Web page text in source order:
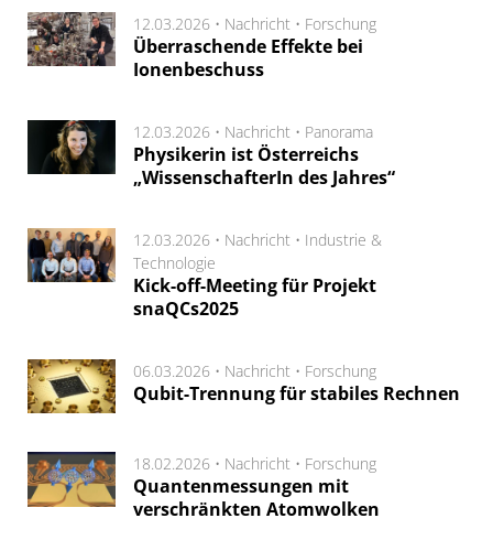
12.03.2026 • Nachricht • Forschung
Überraschende Effekte bei
Ionenbeschuss
12.03.2026 • Nachricht • Panorama
Physikerin ist Österreichs
„WissenschafterIn des Jahres“
12.03.2026 • Nachricht • Industrie &
Technologie
Kick-off-Meeting für Projekt
snaQCs2025
06.03.2026 • Nachricht • Forschung
Qubit-Trennung für stabiles Rechnen
18.02.2026 • Nachricht • Forschung
Quantenmessungen mit
verschränkten Atomwolken